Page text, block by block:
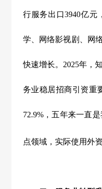
行服务出口3940亿元
学、网络影视剧、网
快速增长。 2025年，
务业稳居招商引资重
72.9% ，五年来一直
点领域，实际使用外